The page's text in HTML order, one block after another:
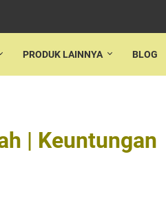
PRODUK LAINNYA BLOG
| Keuntungan